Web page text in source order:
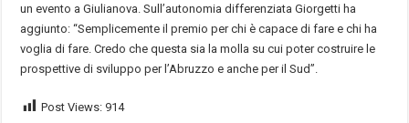
un evento a Giulianova. Sull’autonomia differenziata Giorgetti ha
aggiunto: “Semplicemente il premio per chi è capace di fare e chi ha
voglia di fare. Credo che questa sia la molla su cui poter costruire le
prospettive di sviluppo per l’Abruzzo e anche per il Sud”.
Post Views: 914